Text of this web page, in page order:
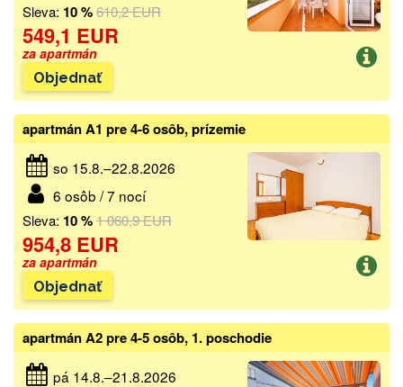
Sleva: 10 %610,2 EUR
549,1 EUR
za apartmán
Objednať
apartmán A1 pre 4-6 osôb, prízemie
so 15.8.–22.8.2026
6 osôb / 7 nocí
Sleva: 10 %1 060,9 EUR
954,8 EUR
za apartmán
Objednať
apartmán A2 pre 4-5 osôb, 1. poschodie
pá 14.8.–21.8.2026